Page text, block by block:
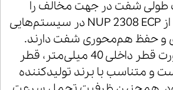
طولی شفت در جهت مخالف را
امکان‌پذیر می‌سازد. این ویژگی سبب می‌شود از NUP 2308 ECP در سیستم‌هایی
و حفظ هم‌محوری شفت دارند.
ابعاد استاندارد این رولبرینگ معمولاً به‌صورت قطر داخلی 40 میلی‌متر، قطر
عرض 33 میلی‌متر است و متناسب با برند تولیدکننده